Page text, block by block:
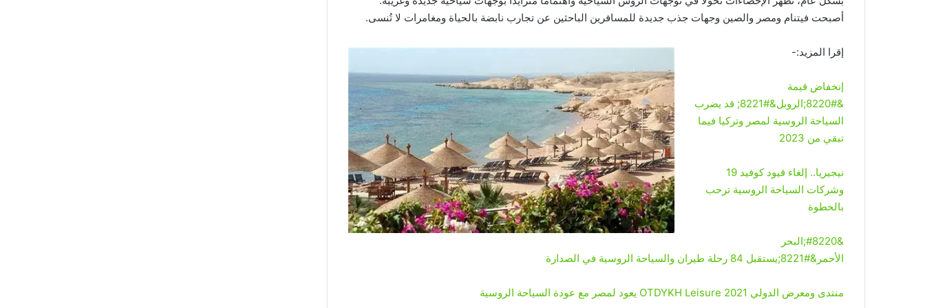
أصبحت فيتنام ومصر والصين وجهات جذب جديدة للمسافرين الباحثين عن تجارب نابضة بالحياة ومغامرات لا تُنسى.
إقرا المزيد:-
إنخفاض قيمة
&#8220;الروبل&#8221; قد يضرب
السياحة الروسية لمصر وتركيا فيما
تبقي من 2023
نيجيريا.. إلغاء قيود كوفيد 19
وشركات السياحة الروسية ترحب
بالخطوة
&#8220;البحر
الأحمر&#8221;يستقبل 84 رحلة طيران والسياحة الروسية في الصدارة
منتدى ومعرض الدولي OTDYKH Leisure 2021 يعود لمصر مع عودة السياحة الروسية